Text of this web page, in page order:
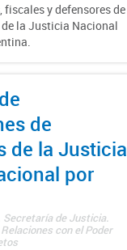
fiscales y defensores de
la Justicia Nacional
de
de la Justicia
por
de Justicia.
con el Poder